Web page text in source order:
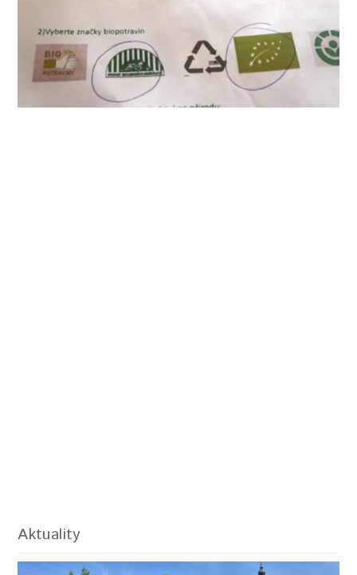
Aktuality